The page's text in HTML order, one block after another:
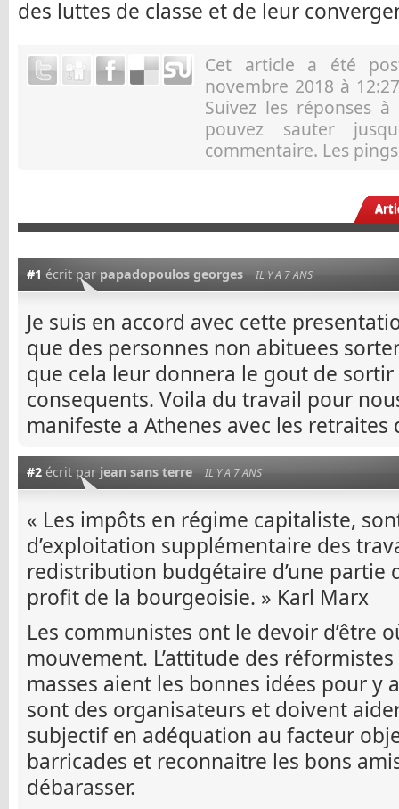
des luttes de classe et de leur
Cet article a été
novembre 2018 à
Suivez les réponses
pouvez sauter
commentaire. Les
#1 écrit par papadopoulos georges IL Y A 7 ANS
Je suis en accord avec cette
que des personnes non abituees
que cela leur donnera le gout de
consequents. Voila du travail pour
manifeste a Athenes avec les retraites
#2 écrit par jean sans terre IL Y A 7 ANS
« Les impôts en régime capitaliste,
d’exploitation supplémentaire des
redistribution budgétaire d’une partie
profit de la bourgeoisie. » Karl Marx
Les communistes ont le devoir d’être
mouvement. L’attitude des réformistes
masses aient les bonnes idées pour y
sont des organisateurs et doivent
subjectif en adéquation au facteur
barricades et reconnaitre les bons
débarasser.